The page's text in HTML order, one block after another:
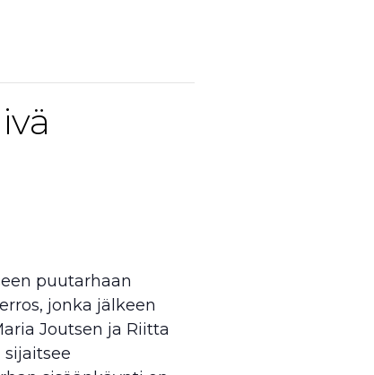
puutarhaan
jonka jälkeen
Joutsen ja Riitta